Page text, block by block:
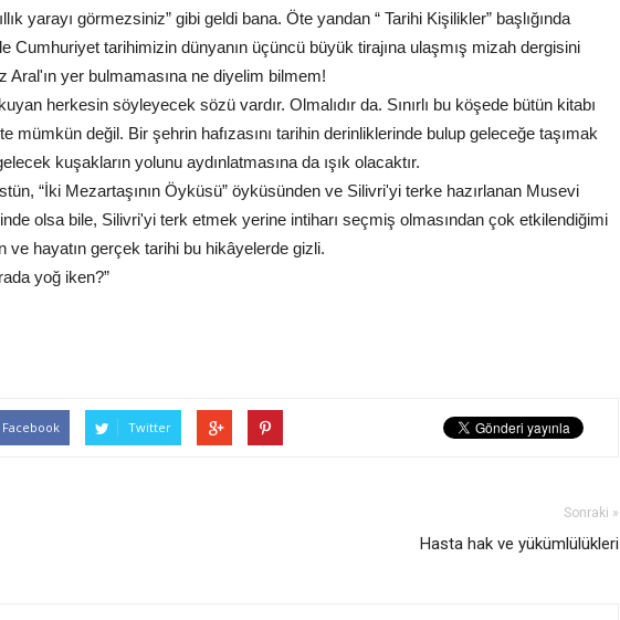
yarayı görmezsiniz” gibi geldi bana. Öte yandan “ Tarihi Kişilikler” başlığında
Cumhuriyet tarihimizin dünyanın üçüncü büyük tirajına ulaşmış mizah dergisini
Aral'ın yer bulmamasına ne diyelim bilmem!
herkesin söyleyecek sözü vardır. Olmalıdır da. Sınırlı bu köşede bütün kitabı
mümkün değil. Bir şehrin hafızasını tarihin derinliklerinde bulup geleceğe taşımak
kuşakların yolunu aydınlatmasına da ışık olacaktır.
“İki Mezartaşının Öyküsü” öyküsünden ve Silivri'yi terke hazırlanan Musevi
olsa bile, Silivri'yi terk etmek yerine intiharı seçmiş olmasından çok etkilendiğimi
ve hayatın gerçek tarihi bu hikâyelerde gizli.
yoğ iken?”
Facebook Twitter
Sonraki »
Hasta hak ve yükümlülükleri